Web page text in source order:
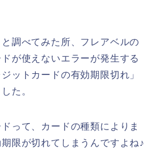
調べてみた所、フレアベルの
が使えないエラーが発生する
ットカードの有効期限切れ」
た。
って、カードの種類によりま
限が切れてしまうんですよね♪